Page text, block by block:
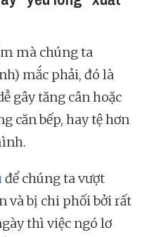
mà chúng ta
mắc phải, đó là
gây tăng cân hoặc
căn bếp, hay tệ hơn
để chúng ta vượt
và bị chi phối bởi rất
thì việc ngó lơ